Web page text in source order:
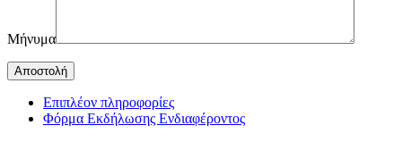
Μήνυμα
Επιπλέον πληροφορίες
Φόρμα Εκδήλωσης Ενδιαφέροντος